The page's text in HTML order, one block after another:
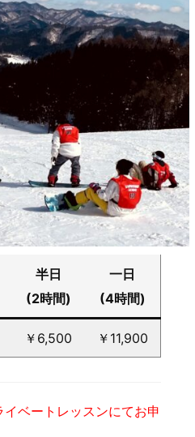
半日
(2時間)
一日
(4時間)
￥6,500 ￥11,900
ベートレッスンにてお申